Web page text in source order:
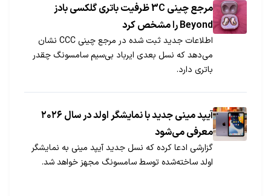
مرجع چینی 3C ظرفیت باتری گلکسی بادز
Beyond را مشخص کرد
اطلاعات جدید ثبت شده در مرجع چینی CCC نشان
می‌دهد که نسل بعدی ایرباد بی‌سیم سامسونگ چقدر
باتری دارد.
آیپد مینی جدید با نمایشگر اولد در سال ۲۰۲۶
معرفی می‌شود
گزارشی ادعا کرده که نسل جدید آیپد مینی به نمایشگر
اولد ساخته‌شده توسط سامسونگ مجهز خواهد شد.